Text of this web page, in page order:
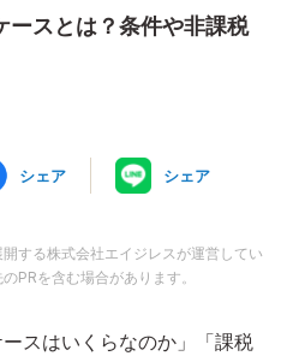
ースとは？条件や非課税
シェア シェア
する株式会社エイジレスが運営してい
PRを含む場合があります。
スはいくらなのか」「課税